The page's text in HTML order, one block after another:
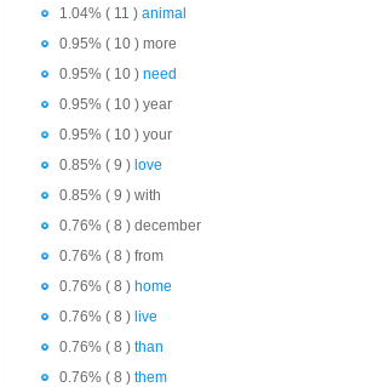
1.04% ( 11 )animal
0.95% ( 10 ) more
0.95% ( 10 )need
0.95% ( 10 ) year
0.95% ( 10 ) your
0.85% ( 9 ) love
0.85% ( 9 ) with
0.76% ( 8 ) december
0.76% ( 8 ) from
0.76% ( 8 ) home
0.76% ( 8 ) live
0.76% ( 8 )than
0.76% ( 8 )them